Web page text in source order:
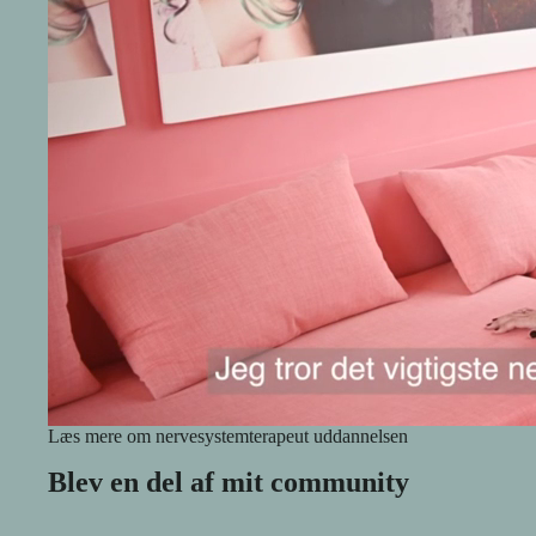
Læs mere om nervesystemterapeut uddannelsen
Blev en del af mit community